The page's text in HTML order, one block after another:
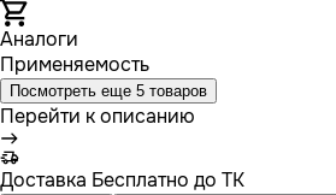
Аналоги
Применяемость
Посмотреть еще 5 товаров
Перейти к описанию
Доставка Бесплатно до ТК